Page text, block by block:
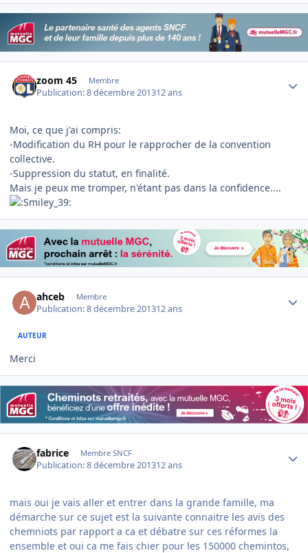
zoom 45 Membre
Publication:8 décembre 201312 ans
Moi, ce que j'ai compris:
-Modification du RH pour le rapprocher de la convention
collective.
-Suppression du statut, en finalité.
Mais je peux me tromper, n'étant pas dans la confidence....
ahceb Membre
Publication:8 décembre 201312 ans
AUTEUR
Merci
fabrice Membre SNCF
Publication:8 décembre 201312 ans
mais oui je vais aller et entrer dans la grande famille, ma
démarche sur ce sujet est la suivante connaitre les avis des
chemniots par rapport a ca et débatre sur ces réformes la
ensemble et oui ca me fais chier pour les 150000 chemintos,